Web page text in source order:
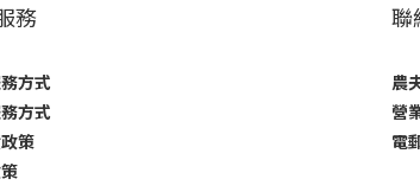
務
方式
方式
策
聯
農
營
電